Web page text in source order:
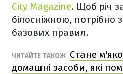
City Magazine. Щоб річ
білосніжною, потрібно
базових правил.
ЧИТАЙТЕ ТАКОЖ Стане
домашні засоби, які